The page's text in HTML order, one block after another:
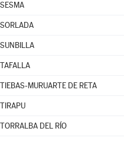
SESMA
SORLADA
SUNBILLA
TAFALLA
TIEBAS-MURUARTE DE RETA
TIRAPU
TORRALBA DEL RÍO